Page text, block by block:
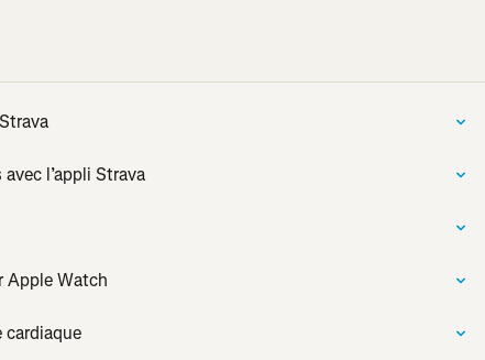
l’appli Strava
Apple Watch
cardiaque